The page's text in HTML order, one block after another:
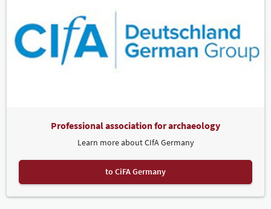
Professional association for archaeology
Learn more about CIfA Germany
to CiFA Germany